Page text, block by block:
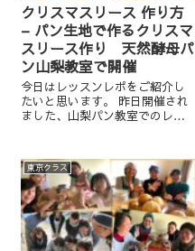
クリスマスリース 作り方
– パン生地で作るクリスマ
スリース作り 天然酵母パ
ン山梨教室で開催
今日はレッスンレポをご紹介し
たいと思います。 昨日開催され
ました、山梨パン教室でのレッ
椿留美子です。 お山での田舎暮
らしを実践、酵母生活をしてい
ます。 そん...
東京クラス